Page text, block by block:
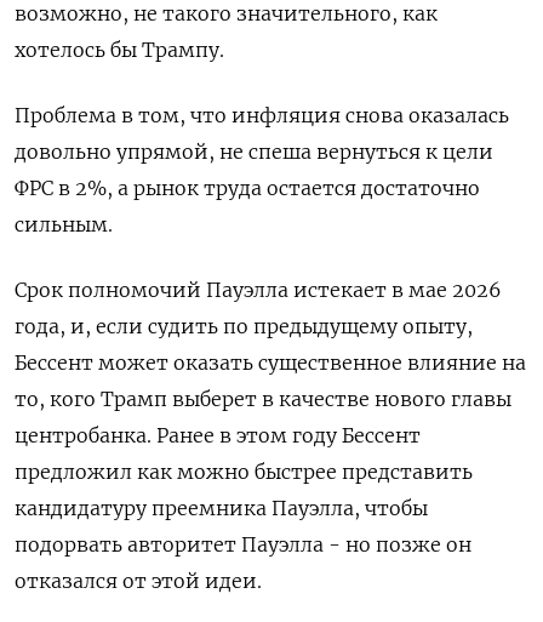
возможно, не такого значительного, как
хотелось бы Трампу.
Проблема в том, что инфляция снова оказалась
довольно упрямой, не спеша вернуться к цели
ФРС в 2%, а рынок труда остается достаточно
сильным.
Срок полномочий Пауэлла истекает в мае 2026
года, и, если судить по предыдущему опыту,
Бессент может оказать существенное влияние на
то, кого Трамп выберет в качестве нового главы
центробанка. Ранее в этом году Бессент
предложил как можно быстрее представить
кандидатуру преемника Пауэлла, чтобы
подорвать авторитет Пауэлла - но позже он
отказался от этой идеи.